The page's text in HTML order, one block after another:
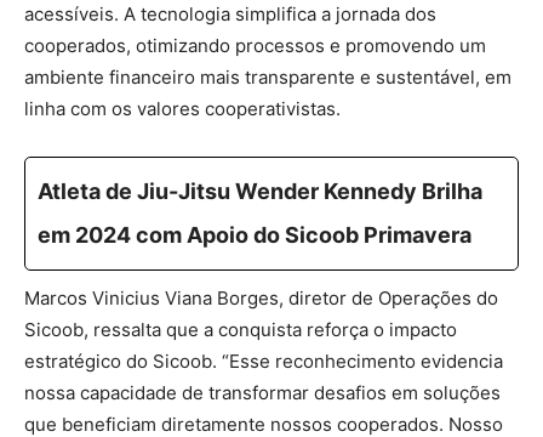
acessíveis. A tecnologia simplifica a jornada dos
cooperados, otimizando processos e promovendo um
ambiente financeiro mais transparente e sustentável, em
linha com os valores cooperativistas.
Atleta de Jiu-Jitsu Wender Kennedy Brilha
em 2024 com Apoio do Sicoob Primavera
Marcos Vinicius Viana Borges, diretor de Operações do
Sicoob, ressalta que a conquista reforça o impacto
estratégico do Sicoob. “Esse reconhecimento evidencia
nossa capacidade de transformar desafios em soluções
que beneficiam diretamente nossos cooperados. Nosso